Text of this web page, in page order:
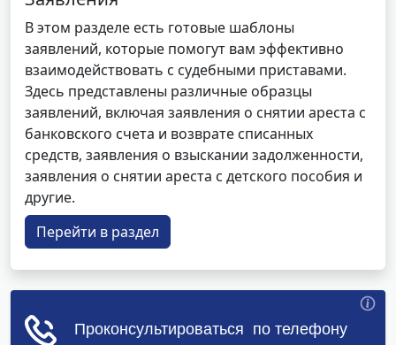
В этом разделе есть готовые шаблоны
заявлений, которые помогут вам эффективно
взаимодействовать с судебными приставами.
Здесь представлены различные образцы
заявлений, включая заявления о снятии ареста с
банковского счета и возврате списанных
средств, заявления о взыскании задолженности,
заявления о снятии ареста с детского пособия и
другие.
Перейти в раздел